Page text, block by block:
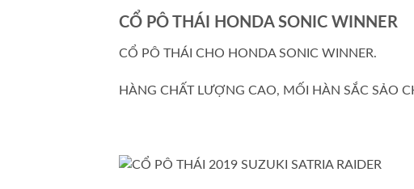
CỔ PÔ THÁI HONDA SONIC WINNER
CỔ PÔ THÁI CHO HONDA SONIC WINNER.
HÀNG CHẤT LƯỢNG CAO, MỐI HÀN SẮC SẢO